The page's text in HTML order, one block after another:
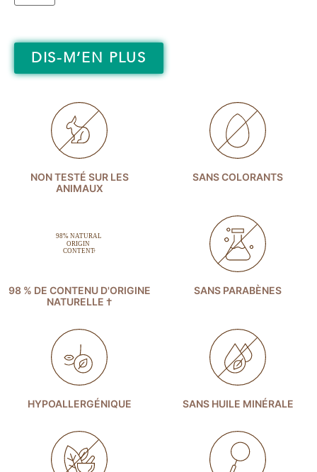
DIS-M’EN PLUS
NON TESTÉ SUR LES
ANIMAUX
SANS COLORANTS
98 % DE CONTENU D'ORIGINE
NATURELLE †
SANS PARABÈNES
HYPOALLERGÉNIQUE SANS HUILE MINÉRALE